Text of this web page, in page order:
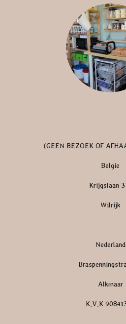
a
g
r
a
m
(GEEN BEZOEK OF
Belgie
Krijgslaan
Wilrijk
Nederland
Alkmaar
K.V.K